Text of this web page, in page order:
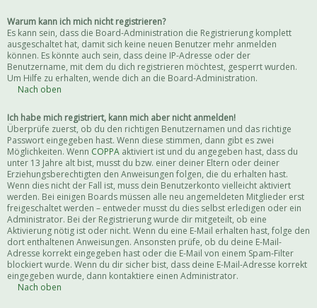
Warum kann ich mich nicht registrieren?
Es kann sein, dass die Board-Administration die Registrierung komplett
ausgeschaltet hat, damit sich keine neuen Benutzer mehr anmelden
können. Es könnte auch sein, dass deine IP-Adresse oder der
Benutzername, mit dem du dich registrieren möchtest, gesperrt wurden.
Um Hilfe zu erhalten, wende dich an die Board-Administration.
Nach oben
Ich habe mich registriert, kann mich aber nicht anmelden!
Überprüfe zuerst, ob du den richtigen Benutzernamen und das richtige
Passwort eingegeben hast. Wenn diese stimmen, dann gibt es zwei
Möglichkeiten. Wenn COPPA aktiviert ist und du angegeben hast, dass du
unter 13 Jahre alt bist, musst du bzw. einer deiner Eltern oder deiner
Erziehungsberechtigten den Anweisungen folgen, die du erhalten hast.
Wenn dies nicht der Fall ist, muss dein Benutzerkonto vielleicht aktiviert
werden. Bei einigen Boards müssen alle neu angemeldeten Mitglieder erst
freigeschaltet werden – entweder musst du dies selbst erledigen oder ein
Administrator. Bei der Registrierung wurde dir mitgeteilt, ob eine
Aktivierung nötig ist oder nicht. Wenn du eine E-Mail erhalten hast, folge den
dort enthaltenen Anweisungen. Ansonsten prüfe, ob du deine E-Mail-
Adresse korrekt eingegeben hast oder die E-Mail von einem Spam-Filter
blockiert wurde. Wenn du dir sicher bist, dass deine E-Mail-Adresse korrekt
eingegeben wurde, dann kontaktiere einen Administrator.
Nach oben